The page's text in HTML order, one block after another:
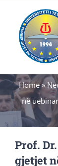
Home»
në
Prof.
gjetjet